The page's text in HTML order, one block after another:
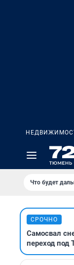
Что будет
СРОЧНО
Самосвал
переход